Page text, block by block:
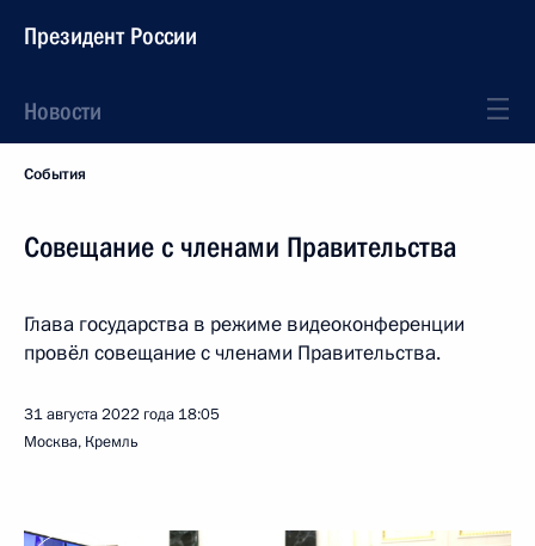
Президент России
Новости
События
Совещание с членами Правительства
Глава государства в режиме видеоконференции
провёл совещание с членами Правительства.
31 августа 2022 года 18:05
Москва, Кремль